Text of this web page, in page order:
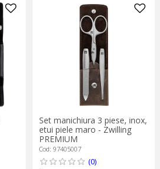
Set manichiura 3 piese, inox,
etui piele maro - Zwilling
PREMIUM
Cod: 97405007
(0)